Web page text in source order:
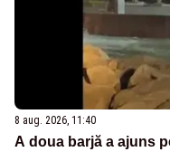
8 aug. 2026, 11:40
A doua barjă a ajuns